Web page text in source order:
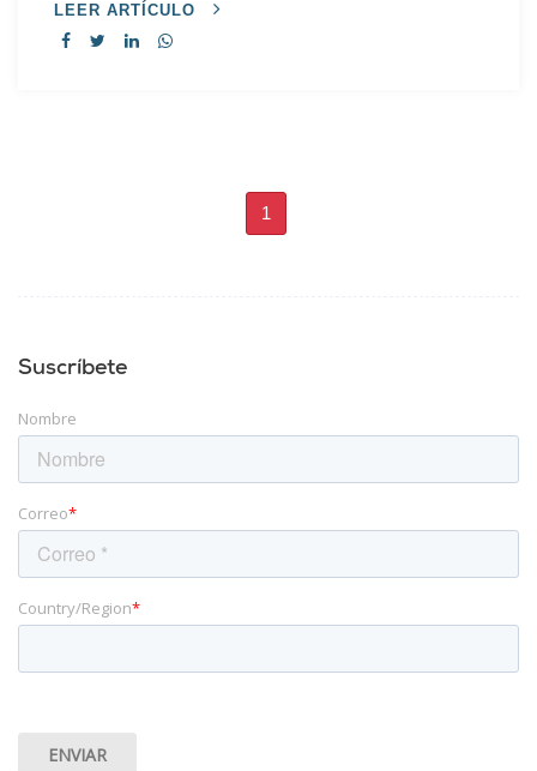
LEER ARTÍCULO
1
Suscríbete
Nombre
Correo*
Country/Region*